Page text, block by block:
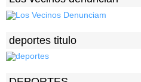
deportes titulo